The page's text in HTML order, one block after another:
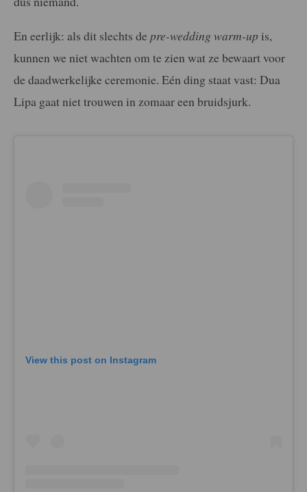
En eerlijk: als dit slechts de pre-wedding warm-up is,
kunnen we niet wachten om te zien wat ze bewaart voor
de daadwerkelijke ceremonie. Eén ding staat vast: Dua
Lipa gaat niet trouwen in zomaar een bruidsjurk.
View this post on Instagram